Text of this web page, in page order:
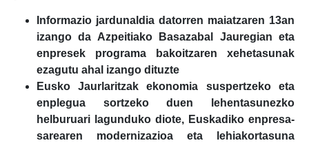
Informazio jardunaldia datorren maiatzaren 13an
izango da Azpeitiako Basazabal Jauregian eta
enpresek programa bakoitzaren xehetasunak
ezagutu ahal izango dituzte
Eusko Jaurlaritzak ekonomia suspertzeko eta
enplegua sortzeko duen lehentasunezko
helburuari lagunduko diote, Euskadiko enpresa-
sarearen modernizazioa eta lehiakortasuna